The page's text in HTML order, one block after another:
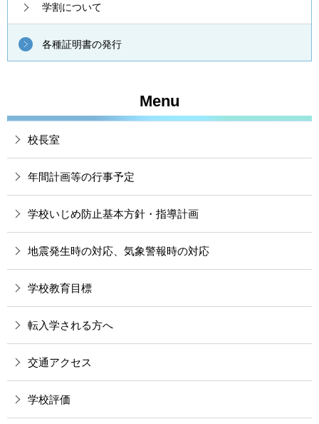
学割について
各種証明書の発行
Menu
校長室
年間計画等の行事予定
学校いじめ防止基本方針・指導計画
地震発生時の対応、気象警報時の対応
学校教育目標
転入学される方へ
交通アクセス
学校評価